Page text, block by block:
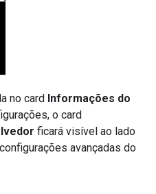
no card Informações do
o card
ficará visível ao lado
avançadas do